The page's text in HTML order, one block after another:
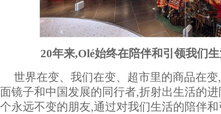
20年来,Olé始终在陪伴和引领我们
世界在变、我们在变、超市里的商品在
面镜子和中国发展的同行者,折射出生活的
个永远不变的朋友,通过对我们生活的陪伴